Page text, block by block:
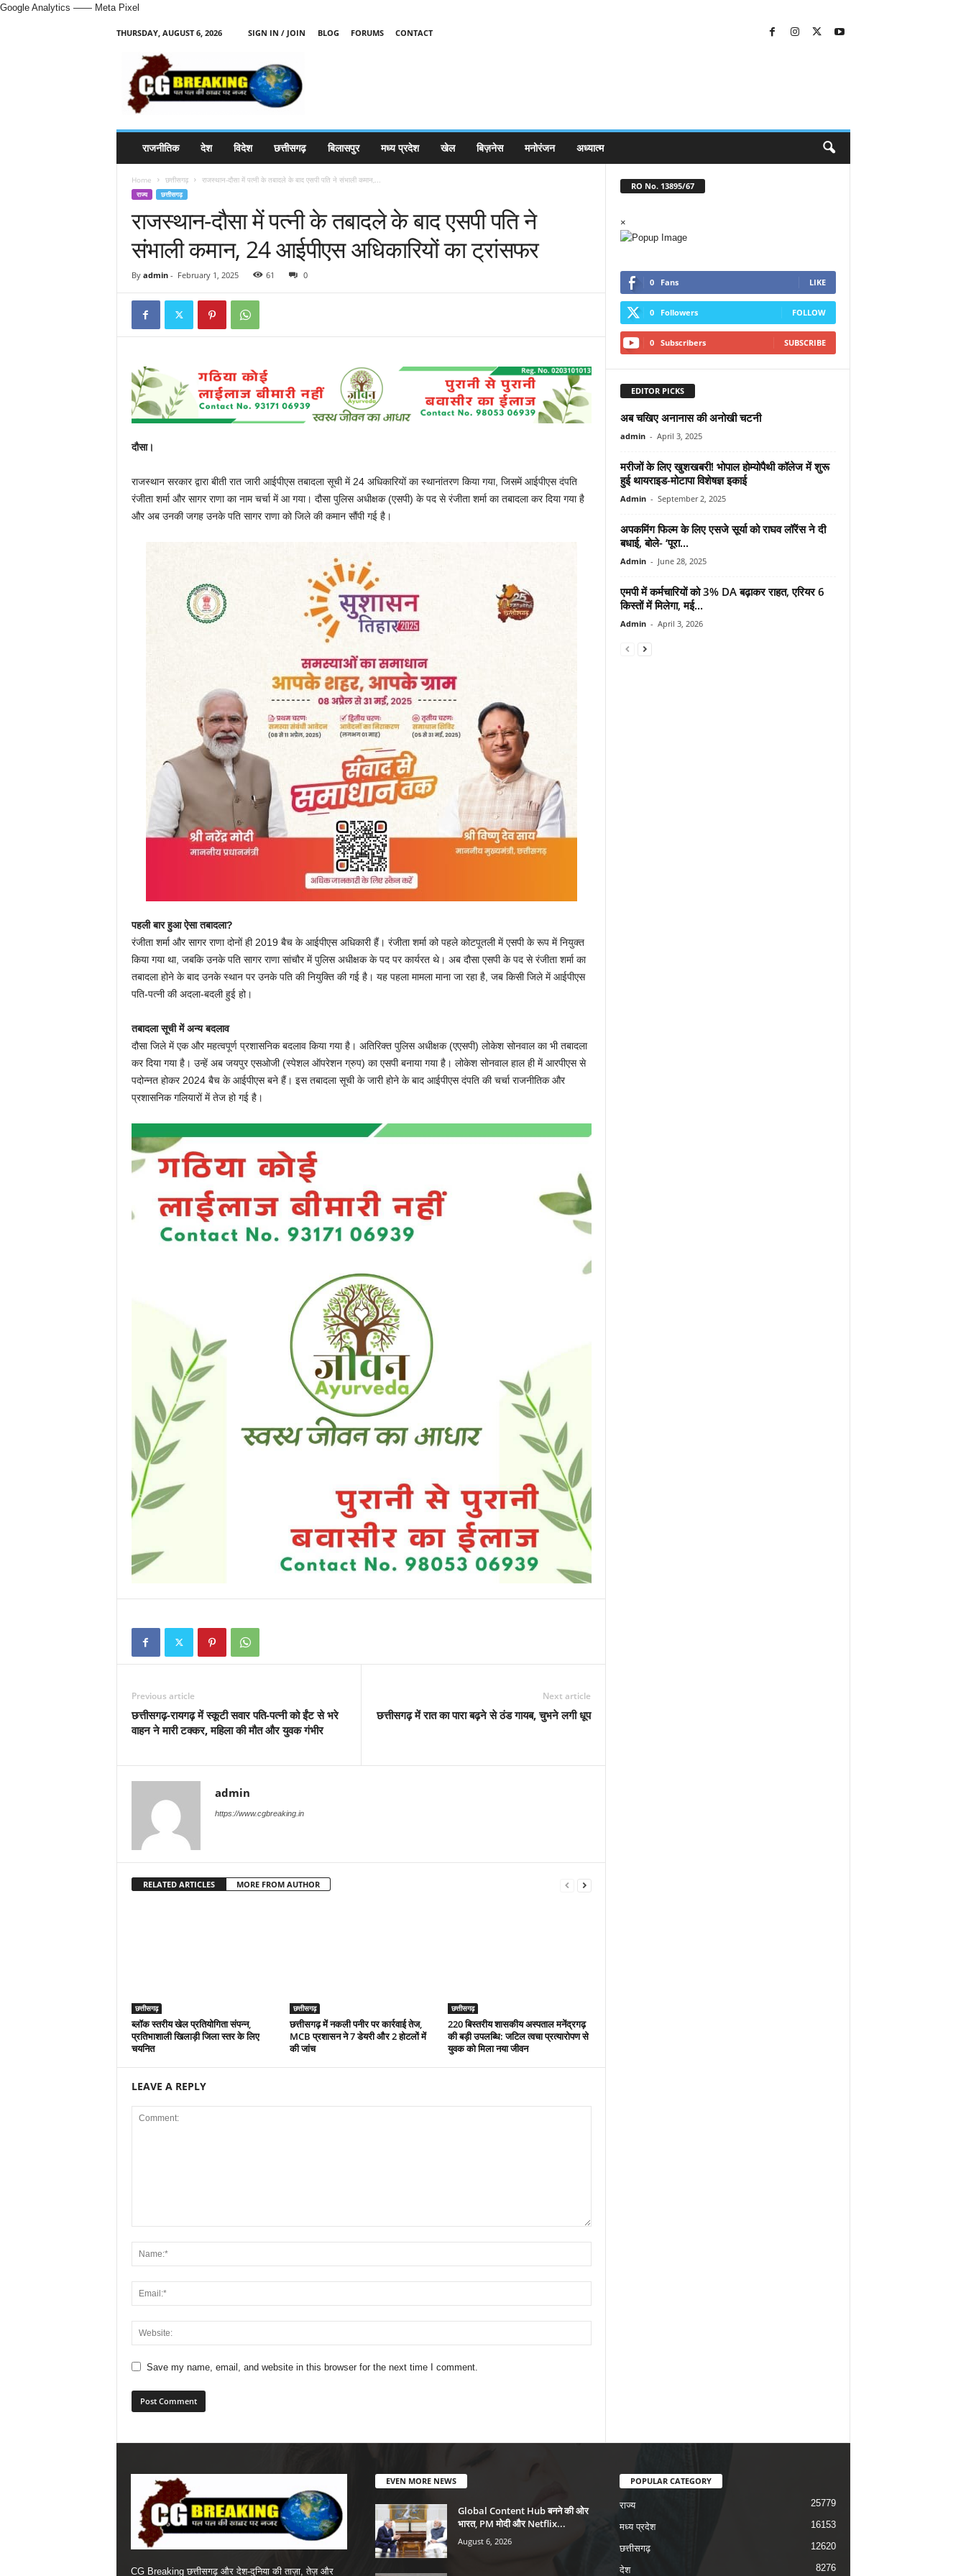
Google Analytics —— Meta Pixel
THURSDAY, AUGUST 6, 2026 SIGN IN / JOIN BLOG FORUMS
CONTACT
राजनीतिक देश विदेश छत्तीसगढ़ बिलासपुर मध्य प्रदेश खेल बिज़नेस मनोरंजन अध्यात्म
Home छत्तीसगढ़ राजस्थान-दौसा में पत्नी के तबादले के बाद एसपी पति ने संभाली कमान,...
राज्य छत्तीसगढ़
राजस्थान-दौसा में पत्नी के तबादले के बाद एसपी पति ने
संभाली कमान, 24 आईपीएस अधिकारियों का ट्रांसफर
By admin- February 1, 2025 61 0
दौसा।
राजस्थान सरकार द्वारा बीती रात जारी आईपीएस तबादला सूची में 24 अधिकारियों का स्थानांतरण किया गया, जिसमें आईपीएस दंपति
रंजीता शर्मा और सागर राणा का नाम चर्चा में आ गया। दौसा पुलिस अधीक्षक (एसपी) के पद से रंजीता शर्मा का तबादला कर दिया गया है
और अब उनकी जगह उनके पति सागर राणा को जिले की कमान सौंपी गई है।
पहली बार हुआ ऐसा तबादला?
रंजीता शर्मा और सागर राणा दोनों ही 2019 बैच के आईपीएस अधिकारी हैं। रंजीता शर्मा को पहले कोटपूतली में एसपी के रूप में नियुक्त
किया गया था, जबकि उनके पति सागर राणा सांचौर में पुलिस अधीक्षक के पद पर कार्यरत थे। अब दौसा एसपी के पद से रंजीता शर्मा का
तबादला होने के बाद उनके स्थान पर उनके पति की नियुक्ति की गई है। यह पहला मामला माना जा रहा है, जब किसी जिले में आईपीएस
पति-पत्नी की अदला-बदली हुई हो।
तबादला सूची में अन्य बदलाव
दौसा जिले में एक और महत्वपूर्ण प्रशासनिक बदलाव किया गया है। अतिरिक्त पुलिस अधीक्षक (एएसपी) लोकेश सोनवाल का भी तबादला
कर दिया गया है। उन्हें अब जयपुर एसओजी (स्पेशल ऑपरेशन ग्रुप) का एसपी बनाया गया है। लोकेश सोनवाल हाल ही में आरपीएस से
पदोन्नत होकर 2024 बैच के आईपीएस बने हैं। इस तबादला सूची के जारी होने के बाद आईपीएस दंपति की चर्चा राजनीतिक और
प्रशासनिक गलियारों में तेज हो गई है।
Previous article
छत्तीसगढ़-रायगढ़ में स्कूटी सवार पति-पत्नी को ईंट से भरे
वाहन ने मारी टक्कर, महिला की मौत और युवक गंभीर
Next article
छत्तीसगढ़ में रात का पारा बढ़ने से ठंड गायब, चुभने लगी धूप
admin
https://www.cgbreaking.in
RELATED ARTICLES MORE FROM AUTHOR
छत्तीसगढ़
ब्लॉक स्तरीय खेल प्रतियोगिता संपन्न,
प्रतिभाशाली खिलाड़ी जिला स्तर के लिए
चयनित
छत्तीसगढ़
छत्तीसगढ़ में नकली पनीर पर कार्रवाई तेज,
MCB प्रशासन ने 7 डेयरी और 2 होटलों में
की जांच
छत्तीसगढ़
220 बिस्तरीय शासकीय अस्पताल मनेंद्रगढ़
की बड़ी उपलब्धि: जटिल त्वचा प्रत्यारोपण से
युवक को मिला नया जीवन
LEAVE A REPLY
Save my name, email, and website in this browser for the next time I comment.
RO No. 13895/67
×
0 Fans LIKE
0 Followers FOLLOW
0 Subscribers SUBSCRIBE
EDITOR PICKS
अब चखिए अनानास की अनोखी चटनी
admin - April 3, 2025
मरीजों के लिए खुशखबरी! भोपाल होम्योपैथी कॉलेज में शुरू
हुई थायराइड-मोटापा विशेषज्ञ इकाई
Admin - September 2, 2025
अपकमिंग फिल्म के लिए एसजे सूर्या को राघव लॉरेंस ने दी
बधाई, बोले- ‘पूरा...
Admin - June 28, 2025
एमपी में कर्मचारियों को 3% DA बढ़ाकर राहत, एरियर 6
किस्तों में मिलेगा, मई...
Admin - April 3, 2026
CG Breaking छत्तीसगढ़ और देश-दुनिया की ताज़ा, तेज़ और
EVEN MORE NEWS
Global Content Hub बनने की ओर
भारत, PM मोदी और Netflix...
August 6, 2026
POPULAR CATEGORY
राज्य 25779
मध्य प्रदेश 16153
छत्तीसगढ़ 12620
देश 8276